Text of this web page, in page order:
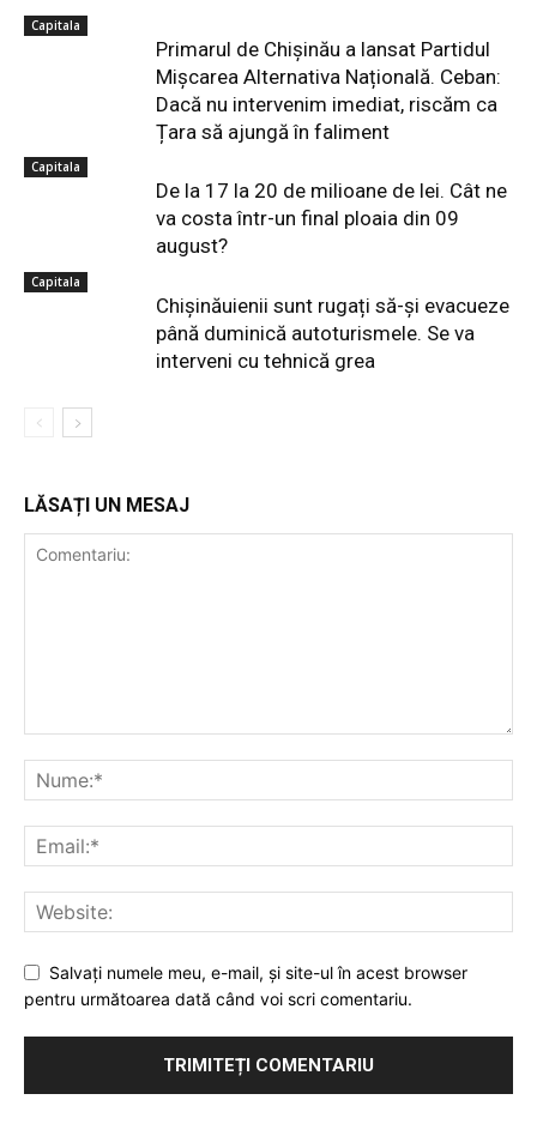
Capitala
Primarul de Chișinău a lansat Partidul
Mișcarea Alternativa Națională. Ceban:
Dacă nu intervenim imediat, riscăm ca
Țara să ajungă în faliment
Capitala
De la 17 la 20 de milioane de lei. Cât ne
va costa într-un final ploaia din 09
august?
Capitala
Chișinăuienii sunt rugați să-și evacueze
până duminică autoturismele. Se va
interveni cu tehnică grea
LĂSAȚI UN MESAJ
Salvaţi numele meu, e-mail, şi site-ul în acest browser
pentru următoarea dată când voi scri comentariu.